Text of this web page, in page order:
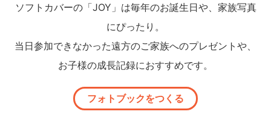
ソフトカバーの「JOY」は毎年のお誕生日や、家族写真
にぴったり。
当日参加できなかった遠方のご家族へのプレゼントや、
お子様の成長記録におすすめです。
フォトブックをつくる